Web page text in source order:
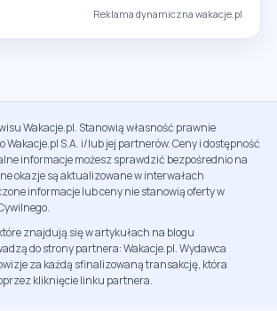
Reklama dynamiczna wakacje.pl
Wakacje.pl. Stanowią własność prawnie
Wakacje.pl S.A. i/lub jej partnerów. Ceny i dostępność
informacje możesz sprawdzić bezpośrednio na
okazje są aktualizowane w interwałach
informacje lub ceny nie stanowią oferty w
znajdują się w artykułach na blogu
do strony partnera: Wakacje.pl. Wydawca
za każdą sfinalizowaną transakcję, która
kliknięcie linku partnera.